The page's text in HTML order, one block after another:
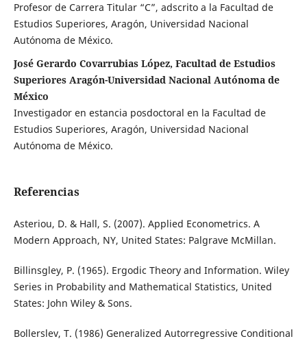
Profesor de Carrera Titular “C”, adscrito a la Facultad de
Estudios Superiores, Aragón, Universidad Nacional
Autónoma de México.
José Gerardo Covarrubias López, Facultad de Estudios
Superiores Aragón-Universidad Nacional Autónoma de
México
Investigador en estancia posdoctoral en la Facultad de
Estudios Superiores, Aragón, Universidad Nacional
Autónoma de México.
Referencias
Asteriou, D. & Hall, S. (2007). Applied Econometrics. A
Modern Approach, NY, United States: Palgrave McMillan.
Billinsgley, P. (1965). Ergodic Theory and Information. Wiley
Series in Probability and Mathematical Statistics, United
States: John Wiley & Sons.
Bollerslev, T. (1986) Generalized Autorregressive Conditional